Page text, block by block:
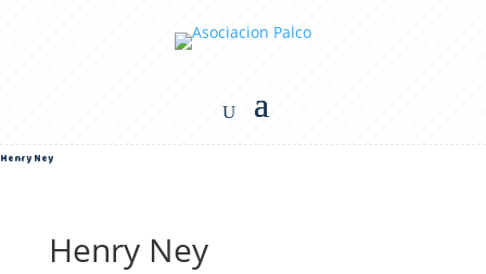
Henry Ney
Henry Ney